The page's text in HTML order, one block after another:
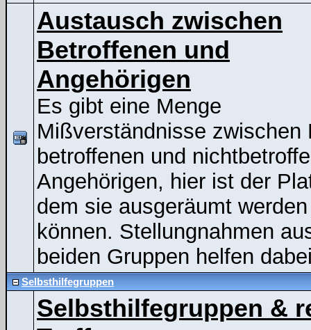
Austausch zwischen
Betroffenen und
Angehörigen
Es gibt eine Menge
Mißverständnisse zwischen
betroffenen und
Angehörigen, hier ist der
dem sie ausgeräumt werden
können. Stellungnahmen
beiden Gruppen helfen
Selbsthilfegruppen
Selbsthilfegruppen &